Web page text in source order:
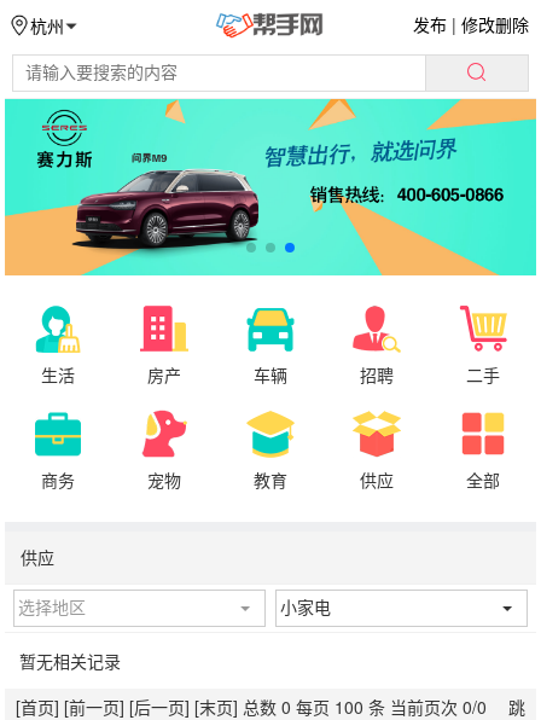
杭州 发布 |修改删除
生活 房产 车辆 招聘 二手
商务 宠物 教育 供应 全部
供应
选择地区 小家电
暂无相关记录
[首页] [前一页] [后一页] [末页] 总数 0 每页 100 条 当前页次 0/0 跳